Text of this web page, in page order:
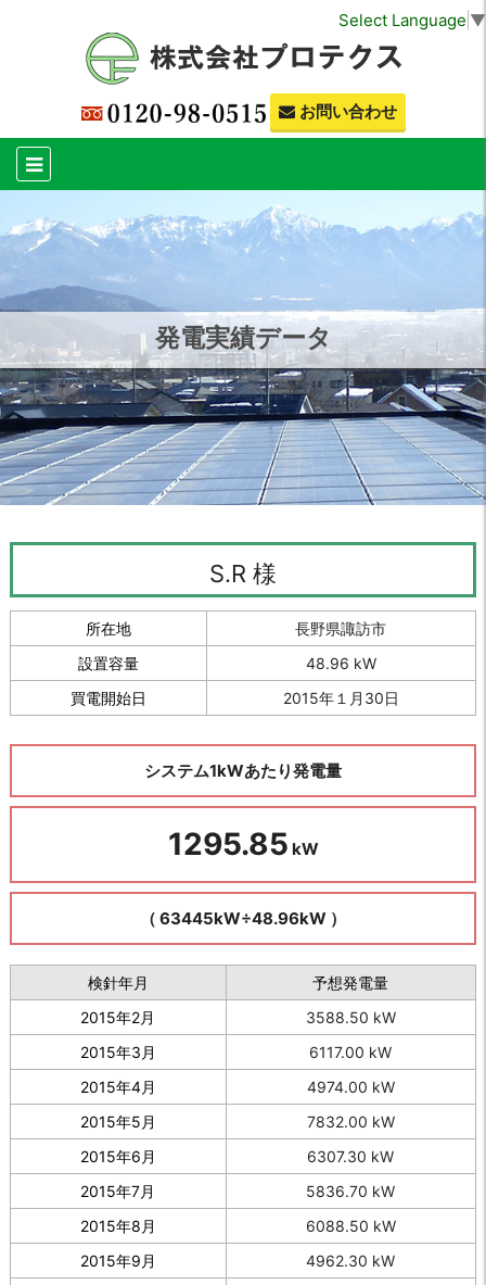
Select Language ▼
お問い合わせ
発電実績データ
S.R 様
所在地
長野県諏訪市
設置容量
48.96 kW
買電開始日
2015年１月30日
システム1kWあたり発電量
1295.85 kW
（ 63445kW÷48.96kW ）
検針年月
予想発電量
2015年2月
3588.50 kW
2015年3月
6117.00 kW
2015年4月
4974.00 kW
2015年5月
7832.00 kW
2015年6月
6307.30 kW
2015年7月
5836.70 kW
2015年8月
6088.50 kW
2015年9月
4962.30 kW